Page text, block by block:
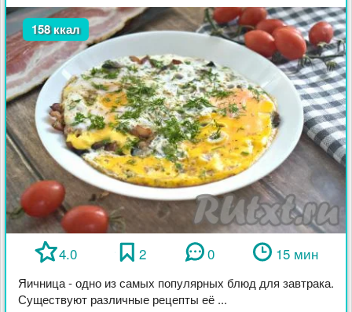
158 ккал
4.0 2 0 15 мин
Яичница - одно из самых популярных блюд для завтрака.
Существуют различные рецепты её ...